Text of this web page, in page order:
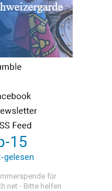
15
gelesen
für
- Bitte helfen